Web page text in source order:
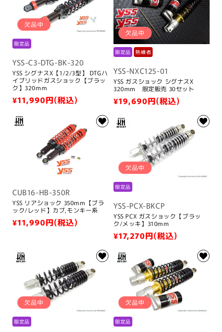
欠品中
限定品
YSS-C3-DTG-BK-320
YSS シグナスX【1/2/3型】 DTGハ
イブリッドガスショック【ブラッ
ク】320mm
通
価
¥11,990円(税込)
欠品中
限定品 熟練者
YSS-NXC125-01
YSS ガスショック シグナスX
320mm 限定販売 30セット
通
価
¥19,690円(税込)
CUB16-HB-350R
YSS リアショック 350mm【ブラ
ック/レッド】カブ,モンキー系
通
格
¥11,990円(税込)
欠品中
限定品
YSS-PCX-BKCP
YSS PCX ガスショック【ブラッ
ク/メッキ】310mm
通
価
¥17,270円(税込)
欠品中
限定品
欠品中
限定品